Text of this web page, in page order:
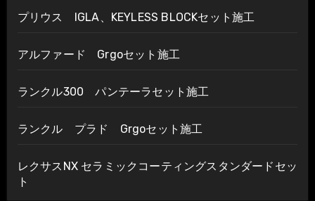
ョ
ン
プリウス IGLA、KEYLESS BLOCKセット施工
アルファード Grgoセット施工
ランクル300 パンテーラセット施工
ランクル プラド Grgoセット施工
レクサスNX セラミックコーティングスタンダードセッ
ト